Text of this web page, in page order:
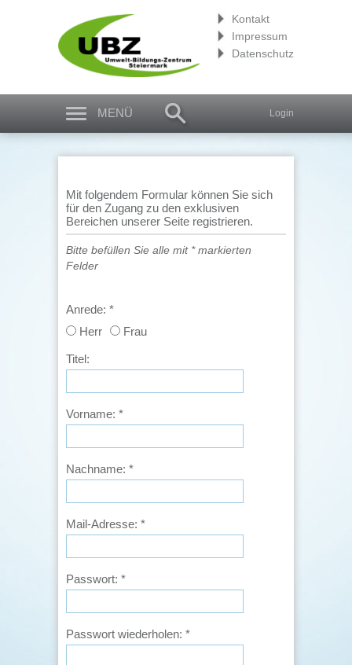
Kontakt
Impressum
Datenschutz
Login
MENÜ
Mit folgendem Formular können Sie sich
für den Zugang zu den exklusiven
Bereichen unserer Seite registrieren.
Bitte befüllen Sie alle mit * markierten
Felder
Anrede: *
Herr
Frau
Titel:
Vorname: *
Nachname: *
Mail-Adresse: *
Passwort: *
Passwort wiederholen: *